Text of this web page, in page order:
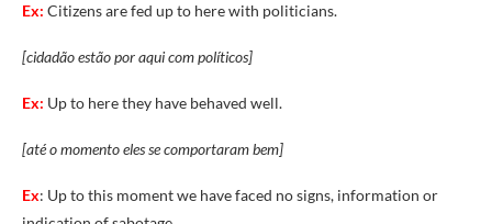
Ex: Citizens are fed up to here with politicians.
[cidadão estão por aqui com políticos]
Ex: Up to here they have behaved well.
[até o momento eles se comportaram bem]
Ex: Up to this moment we have faced no signs, information or